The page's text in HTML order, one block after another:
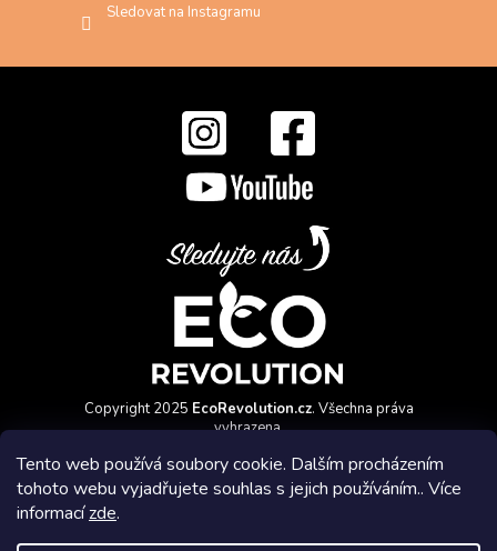
Tento web používá soubory cookie. Dalším procházením
tohoto webu vyjadřujete souhlas s jejich používáním.. Více
informacízde.
Sledovat na Instagramu
Copyright 2025 EcoRevolution.cz. Všechna práva
vyhrazena.